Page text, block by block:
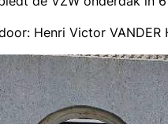
Henri Victor VANDER